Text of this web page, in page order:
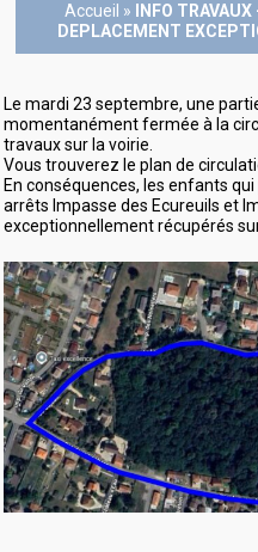
Accueil »
INFO
DEPLACEMENT
Le mardi 23 septembre, une
momentanément fermée à la
travaux sur la voirie.
Vous trouverez le plan de
En conséquences, les enfants
arrêts Impasse des Ecureuils et
exceptionnellement récupérés